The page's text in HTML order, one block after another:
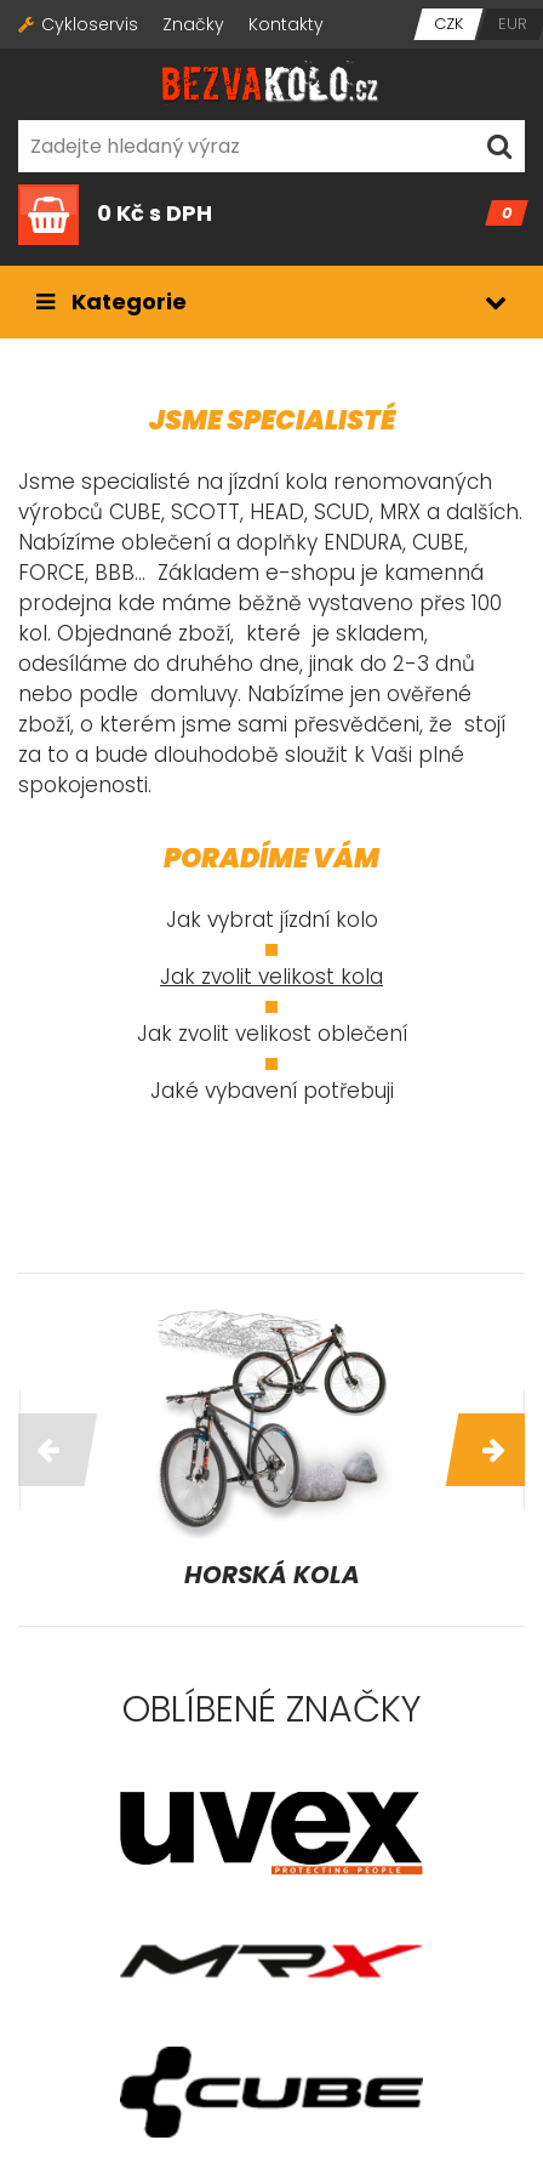
Cykloservis Značky Kontakty CZK EUR
0
0 Kčs DPH
Kategorie
JSME SPECIALISTÉ
Jsme specialisté na jízdní kola renomovaných
výrobců CUBE, SCOTT, HEAD, SCUD, MRX a dalších.
Nabízíme oblečení a doplňky ENDURA, CUBE,
FORCE, BBB... Základem e-shopu je kamenná
prodejna kde máme běžně vystaveno přes 100
kol. Objednané zboží, které je skladem,
odesíláme do druhého dne, jinak do 2-3 dnů
nebo podle domluvy. Nabízíme jen ověřené
zboží, o kterém jsme sami přesvědčeni, že stojí
za to a bude dlouhodobě sloužit k Vaši plné
spokojenosti.
PORADÍME VÁM
Jak vybrat jízdní kolo
Jak zvolit velikost kola
Jak zvolit velikost oblečení
Jaké vybavení potřebuji
HORSKÁ KOLA
OBLÍBENÉ ZNAČKY